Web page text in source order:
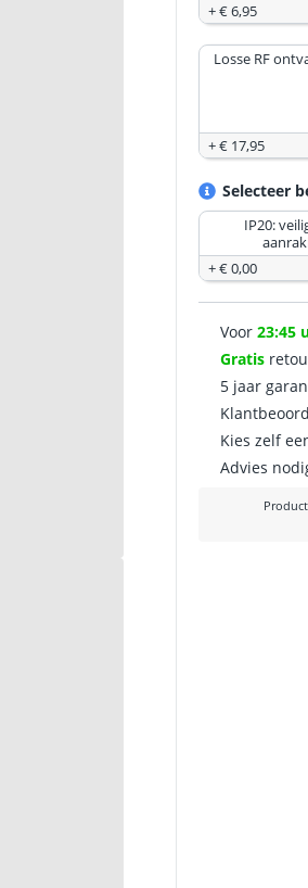
+€ 6,95
Losse RF
+€ 17,95
Selecteer
IP20:
+€ 0,00
Voor23:45
Gratis
5 jaar
Kies zelf
Advies